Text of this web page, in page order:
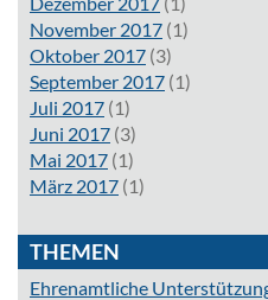
November 2017 (1)
Oktober 2017 (3)
September 2017 (1)
Juli 2017 (1)
Juni 2017 (3)
Mai 2017 (1)
März 2017 (1)
THEMEN
Ehrenamtliche